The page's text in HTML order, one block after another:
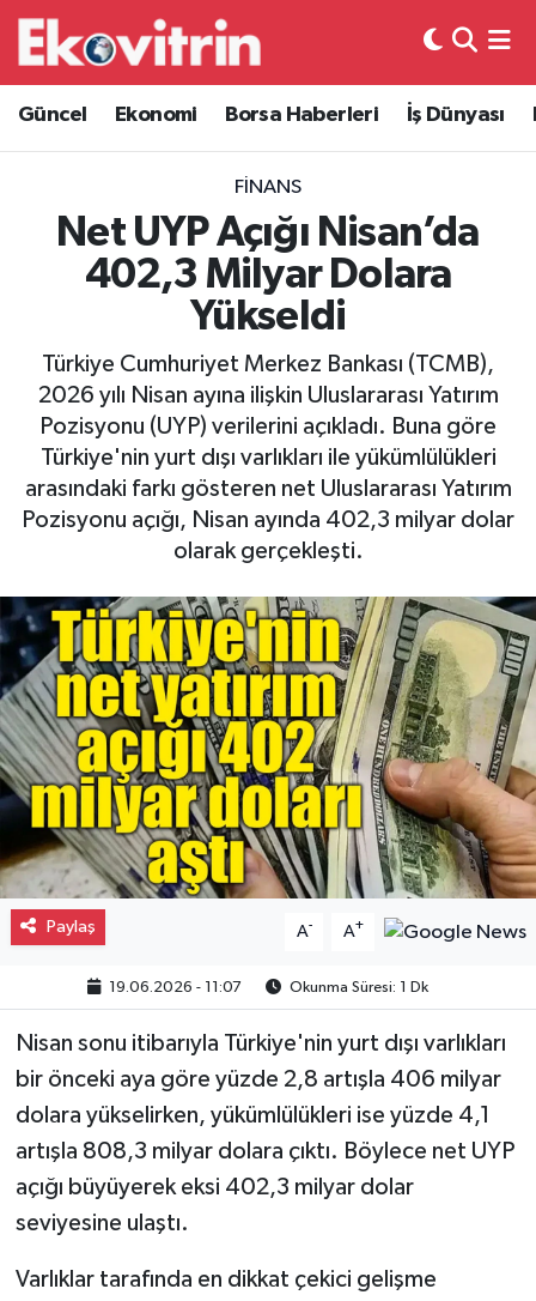
Güncel Ekonomi Borsa Haberleri İş Dünyası
FINANS
Net UYP Açığı Nisan’da
402,3 Milyar Dolara
Yükseldi
Türkiye Cumhuriyet Merkez Bankası (TCMB),
2026 yılı Nisan ayına ilişkin Uluslararası Yatırım
Pozisyonu (UYP) verilerini açıkladı. Buna göre
Türkiye'nin yurt dışı varlıkları ile yükümlülükleri
arasındaki farkı gösteren net Uluslararası Yatırım
Pozisyonu açığı, Nisan ayında 402,3 milyar dolar
olarak gerçekleşti.
Paylaş A- A+
19.06.2026 - 11:07 Okunma Süresi: 1 Dk
Nisan sonu itibarıyla Türkiye'nin yurt dışı varlıkları
bir önceki aya göre yüzde 2,8 artışla 406 milyar
dolara yükselirken, yükümlülükleri ise yüzde 4,1
artışla 808,3 milyar dolara çıktı. Böylece net UYP
açığı büyüyerek eksi 402,3 milyar dolar
seviyesine ulaştı.
Varlıklar tarafında en dikkat çekici gelişme
Güncel
Ekonomi
Borsa Haberleri
İş Dünyası
Otovitrin
Asayiş
Magazin
Spor
Eğitim
Hava Durumu
Trafik Durumu
Süper Lig Puan Durumu ve Fikstür
Tüm Manşetler
Son Dakika Haberleri
Haber Arşivi